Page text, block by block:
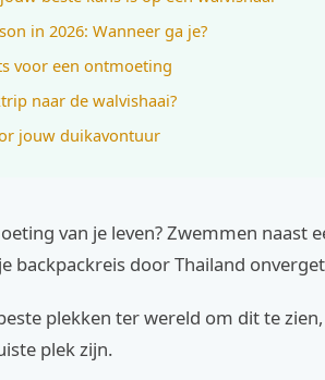
in 2026: Wanneer ga je?
voor een ontmoeting
naar de walvishaai?
jouw duikavontuur
van je leven? Zwemmen naast
backpackreis door Thailand
plekken ter wereld om dit te
plek zijn.